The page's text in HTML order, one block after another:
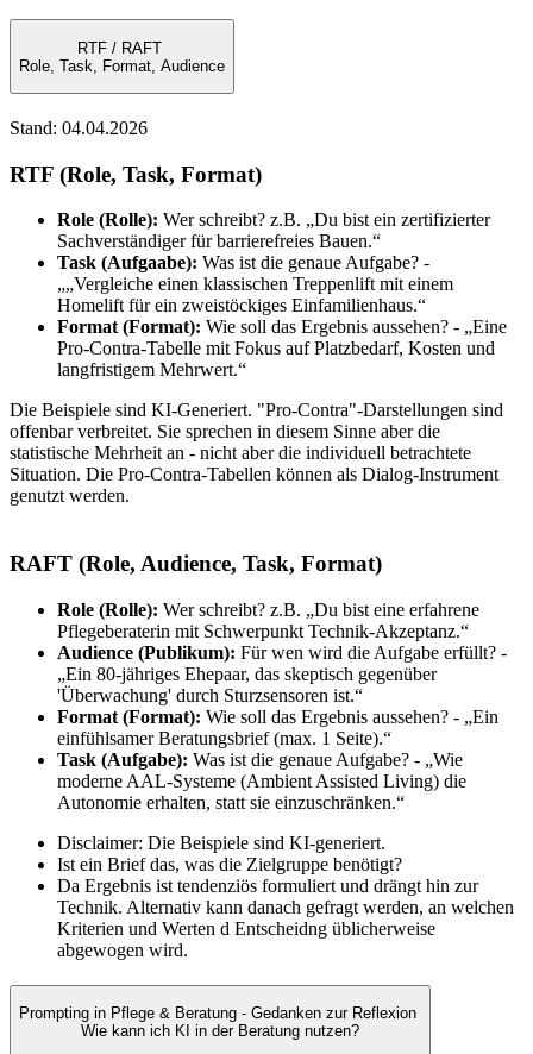
RTF / RAFT
Role, Task, Format, Audience
Stand: 04.04.2026
RTF (Role, Task, Format)
Role (Rolle): Wer schreibt? z.B. „Du bist ein zertifizierter
Sachverständiger für barrierefreies Bauen.“
Task (Aufgaabe): Was ist die genaue Aufgabe? -
„„Vergleiche einen klassischen Treppenlift mit einem
Homelift für ein zweistöckiges Einfamilienhaus.“
Format (Format): Wie soll das Ergebnis aussehen? - „Eine
Pro-Contra-Tabelle mit Fokus auf Platzbedarf, Kosten und
langfristigem Mehrwert.“
Die Beispiele sind KI-Generiert. "Pro-Contra"-Darstellungen sind
offenbar verbreitet. Sie sprechen in diesem Sinne aber die
statistische Mehrheit an - nicht aber die individuell betrachtete
Situation. Die Pro-Contra-Tabellen können als Dialog-Instrument
genutzt werden.
RAFT (Role, Audience, Task, Format)
Role (Rolle): Wer schreibt? z.B. „Du bist eine erfahrene
Pflegeberaterin mit Schwerpunkt Technik-Akzeptanz.“
Audience (Publikum): Für wen wird die Aufgabe erfüllt? -
„Ein 80-jähriges Ehepaar, das skeptisch gegenüber
'Überwachung' durch Sturzsensoren ist.“
Format (Format): Wie soll das Ergebnis aussehen? - „Ein
einfühlsamer Beratungsbrief (max. 1 Seite).“
Task (Aufgabe): Was ist die genaue Aufgabe? - „Wie
moderne AAL-Systeme (Ambient Assisted Living) die
Autonomie erhalten, statt sie einzuschränken.“
Disclaimer: Die Beispiele sind KI-generiert.
Ist ein Brief das, was die Zielgruppe benötigt?
Da Ergebnis ist tendenziös formuliert und drängt hin zur
Technik. Alternativ kann danach gefragt werden, an welchen
Kriterien und Werten d Entscheidng üblicherweise
abgewogen wird.
Prompting in Pflege & Beratung - Gedanken zur Reflexion
Wie kann ich KI in der Beratung nutzen?